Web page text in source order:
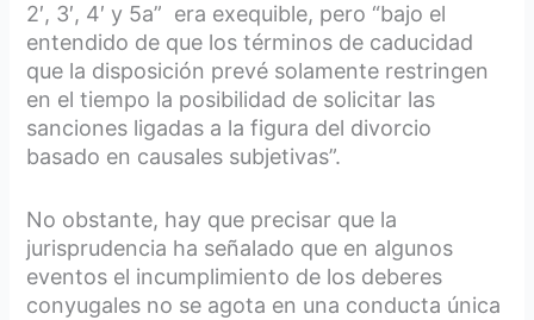
2′, 3′, 4′ y 5a” era exequible, pero “bajo el
entendido de que los términos de caducidad
que la disposición prevé solamente restringen
en el tiempo la posibilidad de solicitar las
sanciones ligadas a la figura del divorcio
basado en causales subjetivas”.
No obstante, hay que precisar que la
jurisprudencia ha señalado que en algunos
eventos el incumplimiento de los deberes
conyugales no se agota en una conducta única